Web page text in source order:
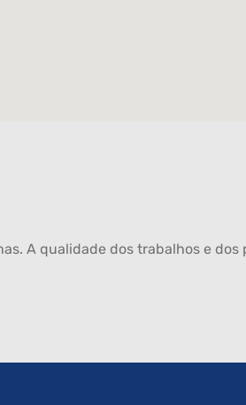
A qualidade dos trabalhos e